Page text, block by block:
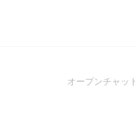
オープンチャッ